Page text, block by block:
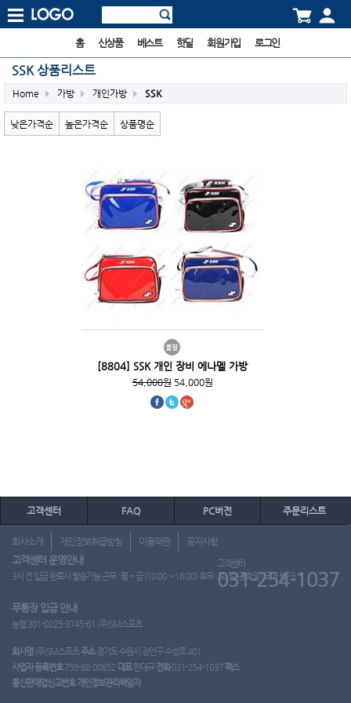
홈 신상품 베스트 핫딜 회원가입 로그인
SSK 상품리스트
Home 가방 개인가방 SSK
낮은가격순 높은가격순 상품명순
[8804] SSK 개인 장비 에나멜 가방
54,000원54,000원
고객센터 FAQ PC버전 주문리스트
회사소개 개인정보취급방침 이용약관 공지사항
고객센터 운영안내
3시 전 입금 완료시 발송가능 근무 : 월 ~ 금 (10:00 ~ 16:00) 휴무 : 토, 일, 공휴일 (도매 불가)
고객센터
031-254-1037
무통장 입금 안내
농협 301-0225-3745-61 (주)SM스포츠
회사명 (주)SM스포츠주소경기도 수원시 장안구 수성로 401
사업자 등록번호759-88-00852 대표한대규 전화031-254-1037팩스
통신판매업신고번호 개인정보관리책임자